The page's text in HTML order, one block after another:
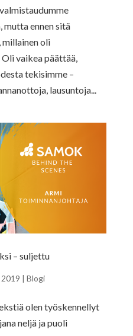
ennen sitä
oli
vaikea päättää,
tekisimme –
lausuntoja...
– suljettu
| Blogi
olen työskennellyt
neljä ja puoli